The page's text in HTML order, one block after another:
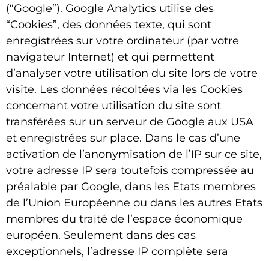
(“Google”). Google Analytics utilise des
“Cookies”, des données texte, qui sont
enregistrées sur votre ordinateur (par votre
navigateur Internet) et qui permettent
d’analyser votre utilisation du site lors de votre
visite. Les données récoltées via les Cookies
concernant votre utilisation du site sont
transférées sur un serveur de Google aux USA
et enregistrées sur place. Dans le cas d’une
activation de l’anonymisation de l’IP sur ce site,
votre adresse IP sera toutefois compressée au
préalable par Google, dans les Etats membres
de l’Union Européenne ou dans les autres Etats
membres du traité de l’espace économique
européen. Seulement dans des cas
exceptionnels, l’adresse IP complète sera